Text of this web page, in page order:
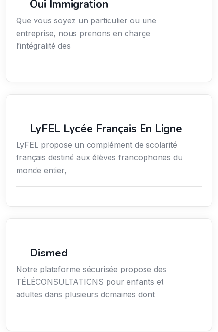
Oui Immigration
Que vous soyez un particulier ou une
entreprise, nous prenons en charge
l’intégralité des
LyFEL Lycée Français En Ligne
LyFEL propose un complément de scolarité
français destiné aux élèves francophones du
monde entier,
Dismed
Notre plateforme sécurisée propose des
TÉLÉCONSULTATIONS pour enfants et
adultes dans plusieurs domaines dont